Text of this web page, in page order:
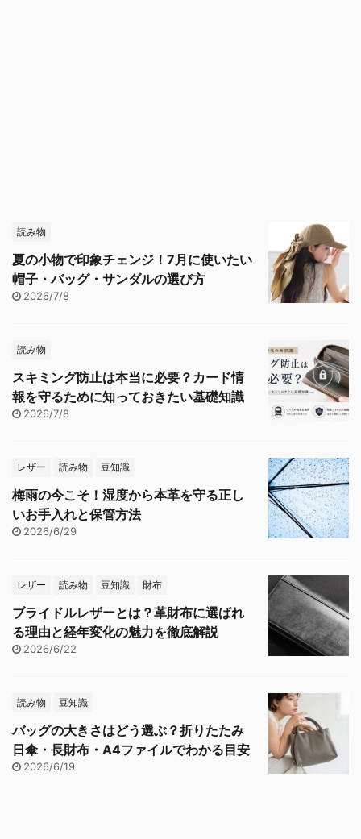
読み物
夏の小物で印象チェンジ！7月に使いたい
帽子・バッグ・サンダルの選び方
2026/7/8
読み物
スキミング防止は本当に必要？カード情
報を守るために知っておきたい基礎知識
2026/7/8
レザー 読み物 豆知識
梅雨の今こそ！湿度から本革を守る正し
いお手入れと保管方法
2026/6/29
レザー 読み物 豆知識 財布
ブライドルレザーとは？革財布に選ばれ
る理由と経年変化の魅力を徹底解説
2026/6/22
読み物 豆知識
バッグの大きさはどう選ぶ？折りたたみ
日傘・長財布・A4ファイルでわかる目安
2026/6/19